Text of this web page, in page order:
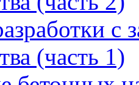
с
(часть 1)